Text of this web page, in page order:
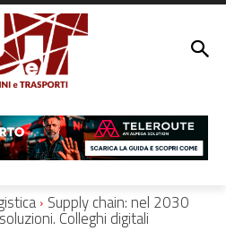
Supply chain: nel 2030
Colleghi digitali